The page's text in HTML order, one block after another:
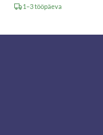
1–3 tööpäeva